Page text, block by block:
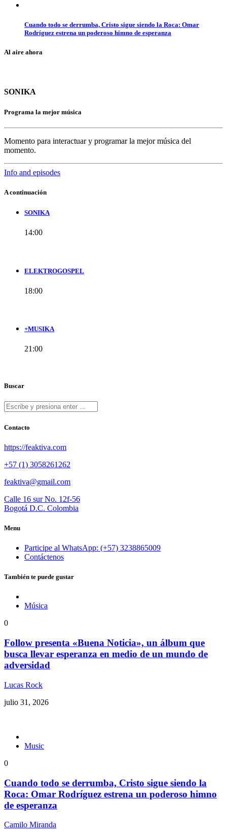
Cuando todo se derrumba, Cristo sigue siendo la Roca: Omar
Rodríguez estrena un poderoso himno de esperanza
Al aire ahora
SONIKA
Programa la mejor música
Momento para interactuar y programar la mejor música del
momento.
Info and episodes
A continuación
SONIKA
14:00
ELEKTROGOSPEL
18:00
+MUSIKA
21:00
Buscar
Contacto
https://feaktiva.com
+57 (1) 3058261262
feaktiva@gmail.com
Calle 16 sur No. 12f-56
Bogotá D.C. Colombia
Menu
Participe al WhatsApp: (+57) 3238865009
Contáctenos
También te puede gustar
Música
0
Follow presenta «Buena Noticia», un álbum que
busca llevar esperanza en medio de un mundo de
adversidad
Lucas Rock
julio 31, 2026
Music
0
Cuando todo se derrumba, Cristo sigue siendo la
Roca: Omar Rodríguez estrena un poderoso himno
de esperanza
Camilo Miranda